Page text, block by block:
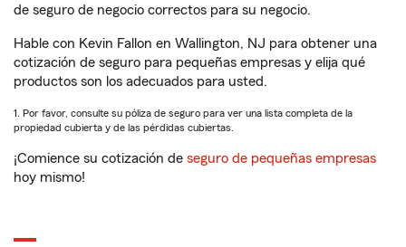
de seguro de negocio correctos para su negocio.
Hable con Kevin Fallon en Wallington, NJ para obtener una
cotización de seguro para pequeñas empresas y elija qué
productos son los adecuados para usted.
1. Por favor, consulte su póliza de seguro para ver una lista completa de la
propiedad cubierta y de las pérdidas cubiertas.
¡Comience su cotización de seguro de pequeñas empresas
hoy mismo!